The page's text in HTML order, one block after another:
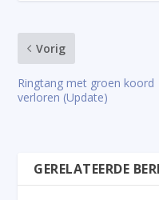
Vorig
Ringtang met groen koord
verloren (Update)
GERELATEERDE